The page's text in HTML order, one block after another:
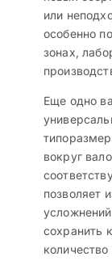
или
особенно
зонах,
Еще одно
вокруг
позволяет
сохранить